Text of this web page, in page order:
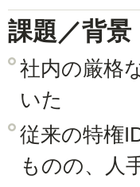
課題／背景
社内の厳格
いた
従来の特権
ものの、人